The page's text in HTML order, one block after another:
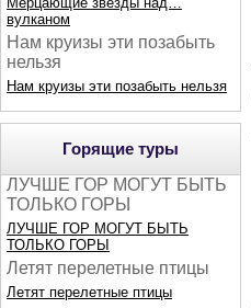
вулканом
Нам круизы эти позабыть
нельзя
Нам круизы эти позабыть нельзя
Горящие туры
ЛУЧШЕ ГОР МОГУТ БЫТЬ
ТОЛЬКО ГОРЫ
ЛУЧШЕ ГОР МОГУТ БЫТЬ
ТОЛЬКО ГОРЫ
Летят перелетные птицы
Летят перелетные птицы